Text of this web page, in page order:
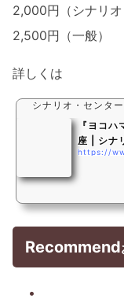
2,000円（シナリオ
2,500円（一般）
詳しくは
シナリオ・センター
『ヨコ
座 | シナ
https://
Recommend